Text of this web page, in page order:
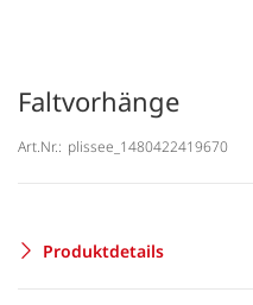
Faltvorhänge
Art.Nr.: plissee_1480422419670
Produktdetails